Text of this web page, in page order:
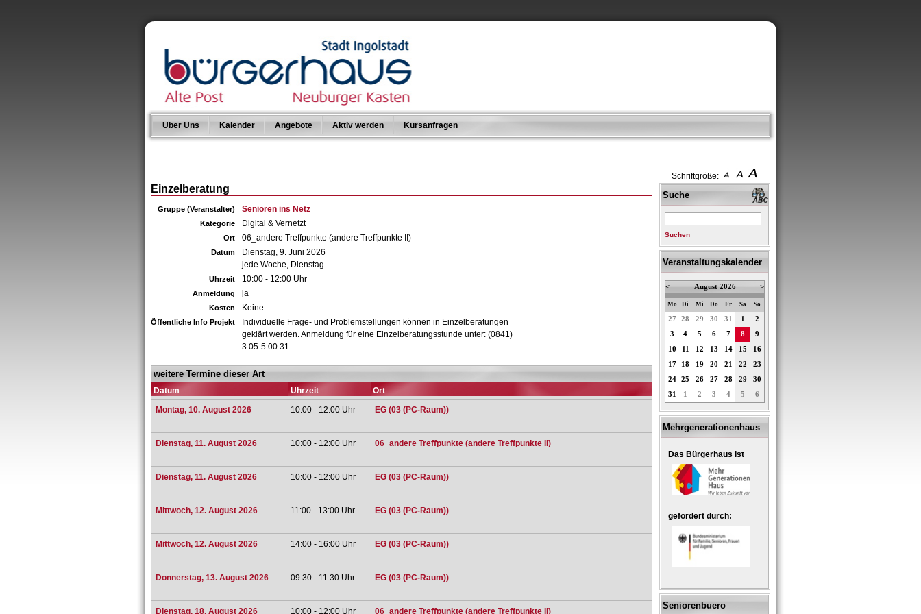
Schriftgröße:
Über Uns Kalender Angebote Aktiv werden Kursanfragen
Einzelberatung
Gruppe (Veranstalter) Senioren ins Netz
Kategorie Digital & Vernetzt
Ort 06_andere Treffpunkte (andere Treffpunkte II)
Datum
Dienstag, 9. Juni 2026
jede Woche, Dienstag
Uhrzeit 10:00 - 12:00 Uhr
Anmeldung ja
Kosten Keine
Öffentliche Info Projekt
Individuelle Frage- und Problemstellungen können in Einzelberatungen
geklärt werden. Anmeldung für eine Einzelberatungsstunde unter: (0841)
3 05-5 00 31.
weitere Termine dieser Art
Datum Uhrzeit
Ort
Montag, 10. August 2026
10:00 - 12:00 Uhr EG (03 (PC-Raum))
Dienstag, 11. August 2026 10:00 - 12:00 Uhr 06_andere Treffpunkte (andere Treffpunkte II)
Dienstag, 11. August 2026 10:00 - 12:00 Uhr EG (03 (PC-Raum))
Mittwoch, 12. August 2026 11:00 - 13:00 Uhr EG (03 (PC-Raum))
Mittwoch, 12. August 2026 14:00 - 16:00 Uhr EG (03 (PC-Raum))
Donnerstag, 13. August 2026 09:30 - 11:30 Uhr EG (03 (PC-Raum))
Dienstag, 18. August 2026 10:00 - 12:00 Uhr 06_andere Treffpunkte (andere Treffpunkte II)
Suche
Suchen
Veranstaltungskalender
< August 2026 >
Mo Di Mi Do Fr Sa So
27 28 29 30 31 1
2
3
4 5 6 7 8
9
10
11 12 13 14 15
16
17
18 19 20 21 22
23
24
25 26 27 28 29
30
31
1 2 3 4 5 6
Mehrgenerationenhaus
Das Bürgerhaus ist
gefördert durch:
Seniorenbuero